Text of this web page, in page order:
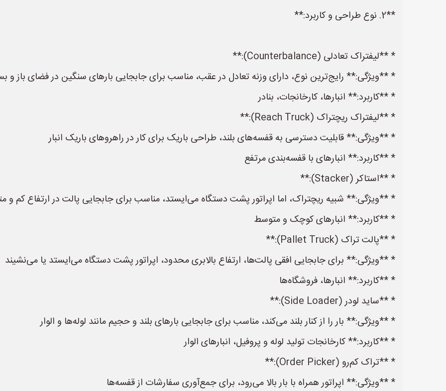
**2. نوع طراحی و کاربرد:**
* **لیفتراک تعادلی (Counterbalance):**
* **ویژگی:** رایج‌ترین نوع، دارای وزنه تعادل در عقب، مناسب برای جابجایی بارهای سنگین در فضای باز و
* **کاربرد:** انبارها، کارخانجات، بنادر
* **لیفتراک ریچتراک (Reach Truck):**
* **ویژگی:** قابلیت دسترسی به قفسه‌های بلند، طراحی باریک برای کار در راهروهای باریک انبار
* **کاربرد:** انبارهای با قفسه‌بندی مرتفع
* **استاکر (Stacker):**
* **ویژگی:** شبیه ریچتراک، اما اپراتور پشت دستگاه می‌ایستد، مناسب برای جابجایی پالت در ارتفاع کم و
* **کاربرد:** انبارهای کوچک و متوسط
* **پالت تراک (Pallet Truck):**
* **ویژگی:** برای جابجایی افقی پالت‌ها، ارتفاع بالابری محدود، اپراتور پشت دستگاه می‌ایستد یا می‌نشیند
* **کاربرد:** انبارها، فروشگاه‌ها
* **ساید لودر (Side Loader):**
* **ویژگی:** بار را از کنار بلند می‌کند، مناسب برای جابجایی بارهای بلند و حجیم مانند لوله‌ها و الوار
* **کاربرد:** کارخانجات تولید لوله و پروفیل، انبارهای الوار
* **تراک کم‌رو (Order Picker):**
* **ویژگی:** اپراتور همراه با بار بالا می‌رود، برای جمع‌آوری سفارشات از قفسه‌ها